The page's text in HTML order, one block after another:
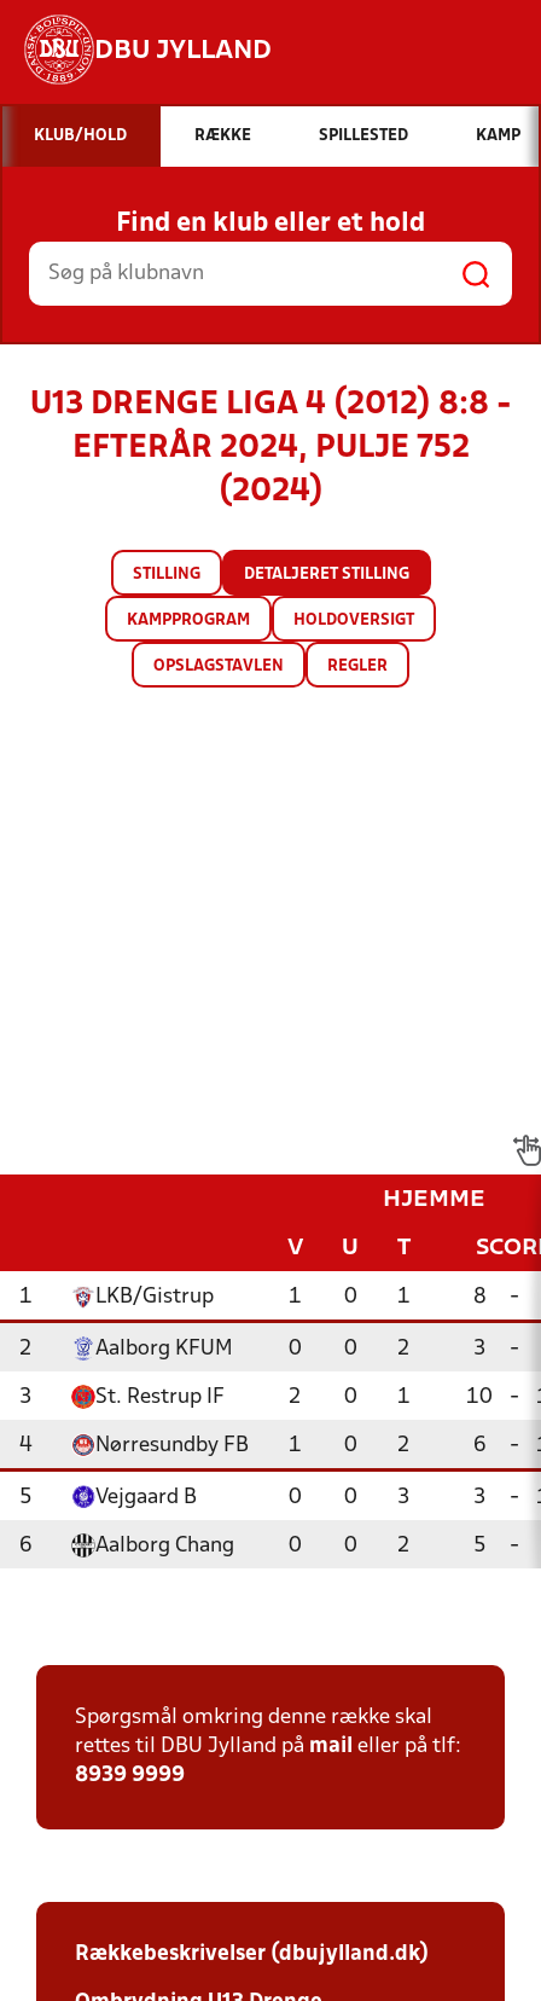
DBU JYLLAND
Hvad vil du søge efter?
INDHOLD OG NYHEDER
STILLINGER, RESULTATER, KLUBBER OG
HOLD
KLUB/HOLD RÆKKE SPILLESTED KAMP
Find en klub eller et hold
U13 DRENGE LIGA 4 (2012) 8:8 -
EFTERÅR 2024, PULJE 752
(2024)
STILLING DETALJERET STILLING
KAMPPROGRAM HOLDOVERSIGT
OPSLAGSTAVLEN REGLER
HJEMME
V U T
1 LKB/Gistrup 1 0 1 8 -
2 Aalborg KFUM 0 0 2 3 -
3 St. Restrup IF 2 0 1 10 -
4 Nørresundby FB 1 0 2 6 -
5 Vejgaard B 0 0 3 3 -
6 Aalborg Chang 0 0 2 5 -
Spørgsmål omkring denne række skal
rettes til DBU Jylland på mail eller på tlf:
8939 9999
Rækkebeskrivelser (dbujylland.dk)